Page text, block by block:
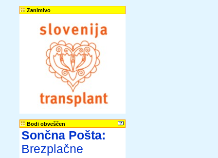
Zanimivo
Bodi obveščen
Sončna Pošta:
Brezplačne